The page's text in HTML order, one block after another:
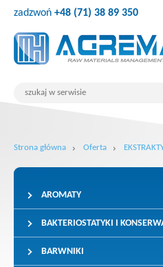
zadzwoń +48 (71) 38 89 350
Strona główna Oferta
AROMATY
BAKTERIOSTATYKI I
BARWNIKI